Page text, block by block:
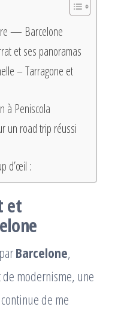
— Barcelone
et ses panoramas
– Tarragone et
à Peniscola
un road trip réussi
d’œil :
et
Barcelone,
modernisme, une
de me